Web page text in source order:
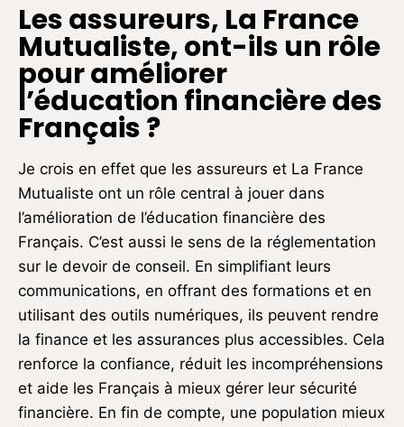
Les assureurs, La France
Mutualiste, ont-ils un rôle
pour améliorer
l’éducation financière des
Français ?
Je crois en effet que les assureurs et La France
Mutualiste ont un rôle central à jouer dans
l’amélioration de l’éducation financière des
Français. C’est aussi le sens de la réglementation
sur le devoir de conseil. En simplifiant leurs
communications, en offrant des formations et en
utilisant des outils numériques, ils peuvent rendre
la finance et les assurances plus accessibles. Cela
renforce la confiance, réduit les incompréhensions
et aide les Français à mieux gérer leur sécurité
financière. En fin de compte, une population mieux